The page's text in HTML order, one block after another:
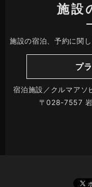
施設
施設の宿泊、予約に関
プ
宿泊施設／クルマアソ
〒028-7557